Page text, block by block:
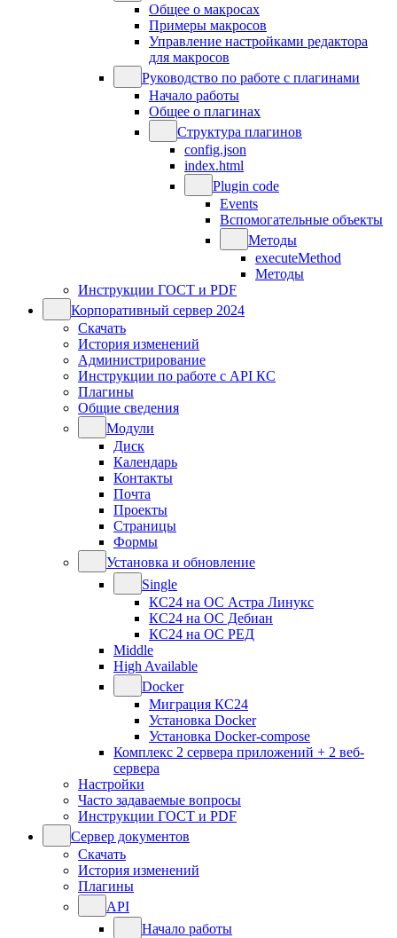
Общее о макросах
Примеры макросов
Управление настройками редактора
для макросов
Руководство по работе с плагинами
Начало работы
Общее о плагинах
Структура плагинов
config.json
index.html
Plugin code
Events
Вспомогательные объекты
Методы
executeMethod
Методы
Инструкции ГОСТ и PDF
Корпоративный сервер 2024
Скачать
История изменений
Администрирование
Инструкции по работе с API КС
Плагины
Общие сведения
Модули
Диск
Календарь
Контакты
Почта
Проекты
Страницы
Формы
Установка и обновление
Single
КС24 на ОС Астра Линукс
КС24 на ОС Дебиан
КС24 на ОС РЕД
Middle
High Available
Docker
Миграция КС24
Установка Docker
Установка Docker-compose
Комплекс 2 сервера приложений + 2 веб-
сервера
Настройки
Часто задаваемые вопросы
Инструкции ГОСТ и PDF
Сервер документов
Скачать
История изменений
Плагины
API
Начало работы